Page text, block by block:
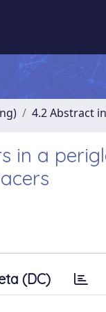
4.2 Abstract
in a
(DC)